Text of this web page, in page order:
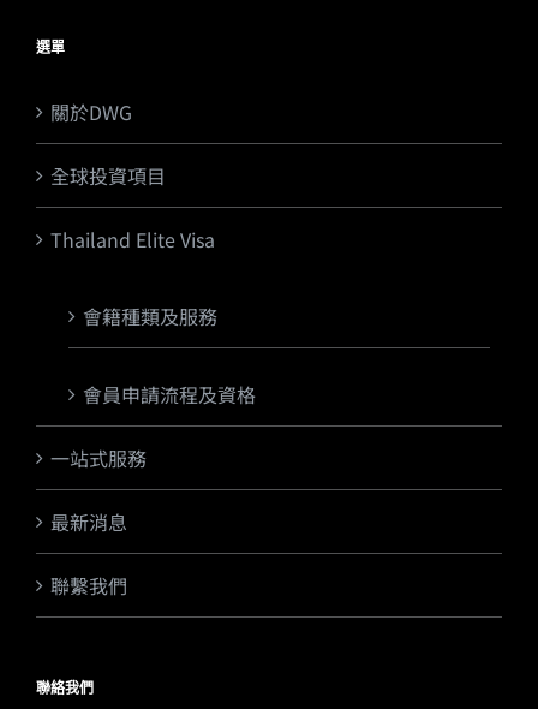
選單
關於DWG
全球投資項目
Thailand Elite Visa
會籍種類及服務
會員申請流程及資格
一站式服務
最新消息
聯繫我們
聯絡我們